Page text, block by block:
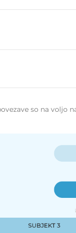
so na voljo